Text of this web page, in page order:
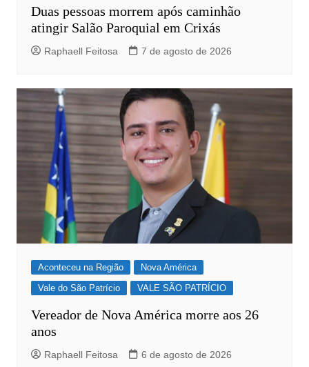
Duas pessoas morrem após caminhão
atingir Salão Paroquial em Crixás
Raphaell Feitosa 7 de agosto de 2026
Aconteceu na Região
Nova América
Vale do São Patrício
VALE SÃO PATRÍCIO
Vereador de Nova América morre aos 26
anos
Raphaell Feitosa 6 de agosto de 2026